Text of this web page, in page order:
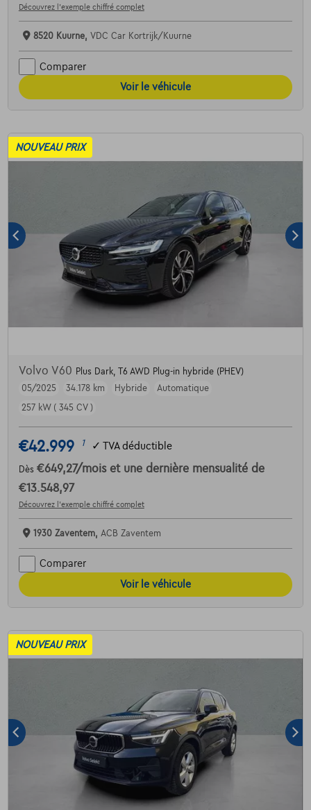
Découvrez l’exemple chiffré complet
8520 Kuurne, VDC Car Kortrijk/Kuurne
Comparer
Voir le véhicule
NOUVEAU PRIX
Volvo V60 Plus Dark, T6 AWD Plug-in hybride (PHEV)
05/2025
34.178 km Hybride
Automatique
257 kW ( 345 CV )
€42.999 1 ✓ TVA déductible
Dès €649,27/mois et une dernière mensualité de
€13.548,97
Découvrez l’exemple chiffré complet
1930 Zaventem, ACB Zaventem
Comparer
Voir le véhicule
NOUVEAU PRIX